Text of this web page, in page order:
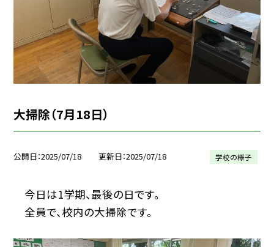
大掃除（7月18日）
公開日 2025/07/18 更新日 2025/07/18 学校の様子
今日は1学期、最後の日です。
全員で、校内の大掃除です。